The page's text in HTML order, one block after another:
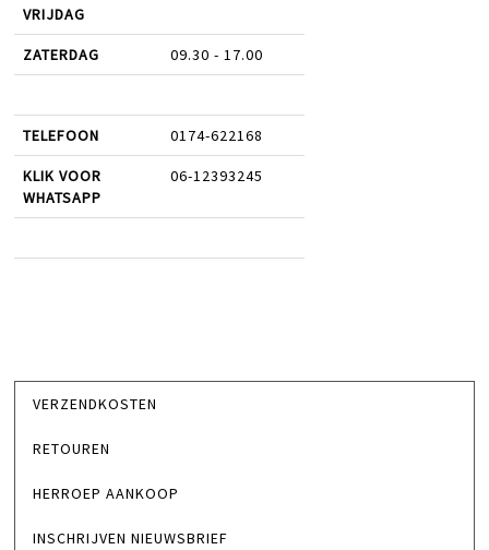
VRIJDAG
ZATERDAG 09.30 - 17.00
TELEFOON 0174-622168
KLIK VOOR
WHATSAPP
06-12393245
VERZENDKOSTEN
RETOUREN
HERROEP AANKOOP
INSCHRIJVEN NIEUWSBRIEF